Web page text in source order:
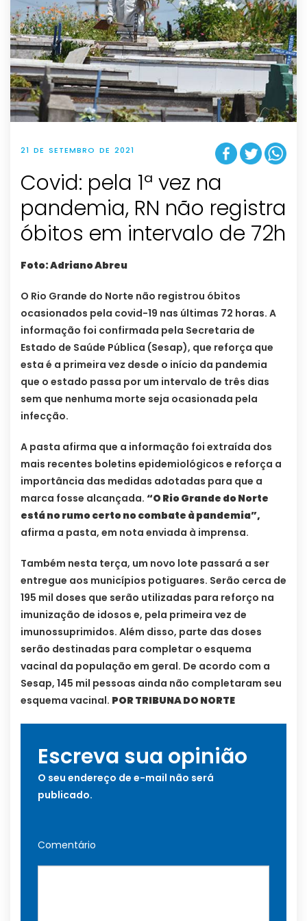
21 DE SETEMBRO DE 2021
Covid: pela 1ª vez na
pandemia, RN não registra
óbitos em intervalo de 72h
Foto: Adriano Abreu
O Rio Grande do Norte não registrou óbitos
ocasionados pela covid-19 nas últimas 72 horas. A
informação foi confirmada pela Secretaria de
Estado de Saúde Pública (Sesap), que reforça que
esta é a primeira vez desde o início da pandemia
que o estado passa por um intervalo de três dias
sem que nenhuma morte seja ocasionada pela
infecção.
A pasta afirma que a informação foi extraída dos
mais recentes boletins epidemiológicos e reforça a
importância das medidas adotadas para que a
marca fosse alcançada. “O Rio Grande do Norte
está no rumo certo no combate à pandemia”,
afirma a pasta, em nota enviada à imprensa.
Também nesta terça, um novo lote passará a ser
entregue aos municípios potiguares. Serão cerca de
195 mil doses que serão utilizadas para reforço na
imunização de idosos e, pela primeira vez de
imunossuprimidos. Além disso, parte das doses
serão destinadas para completar o esquema
vacinal da população em geral. De acordo com a
Sesap, 145 mil pessoas ainda não completaram seu
esquema vacinal. POR TRIBUNA DO NORTE
Escreva sua opinião
O seu endereço de e-mail não será
publicado.
Comentário